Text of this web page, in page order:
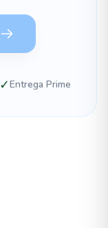
✓Entrega Prime